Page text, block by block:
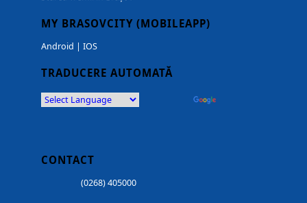
MY BRASOVCITY (MOBILEAPP)
Android | IOS
TRADUCERE AUTOMATĂ
CONTACT
(0268) 405000